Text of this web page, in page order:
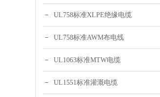
UL758标准XLPE绝缘电缆
UL758标准AWM布电线
UL1063标准MTW电缆
UL1551标准灌溉电缆